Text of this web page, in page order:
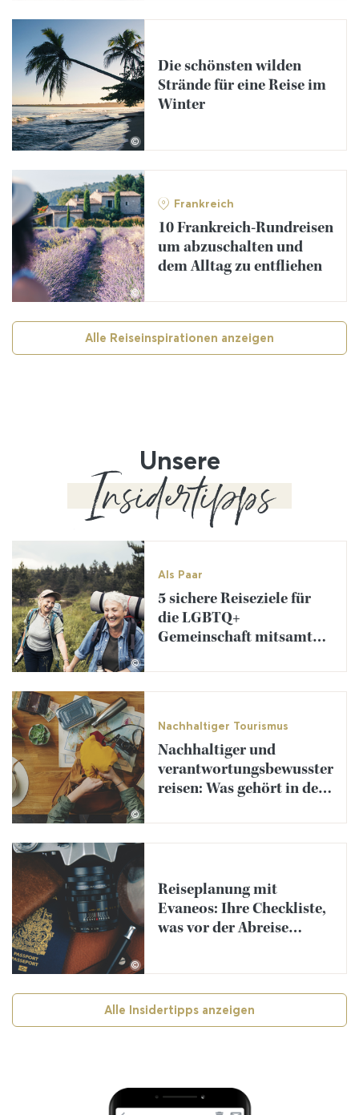
©
Die schönsten wilden
Strände für eine Reise im
Winter
©
Frankreich
10 Frankreich-Rundreisen
um abzuschalten und
dem Alltag zu entfliehen
Alle Reiseinspirationen anzeigen
Unsere
Insidertipps
©
Als Paar
5 sichere Reiseziele für
die LGBTQ+
Gemeinschaft mitsamt
©
Nachhaltiger Tourismus
Nachhaltiger und
verantwortungsbewusster
reisen: Was gehört in den
©
Reiseplanung mit
Evaneos: Ihre Checkliste,
was vor der Abreise
Alle Insidertipps anzeigen